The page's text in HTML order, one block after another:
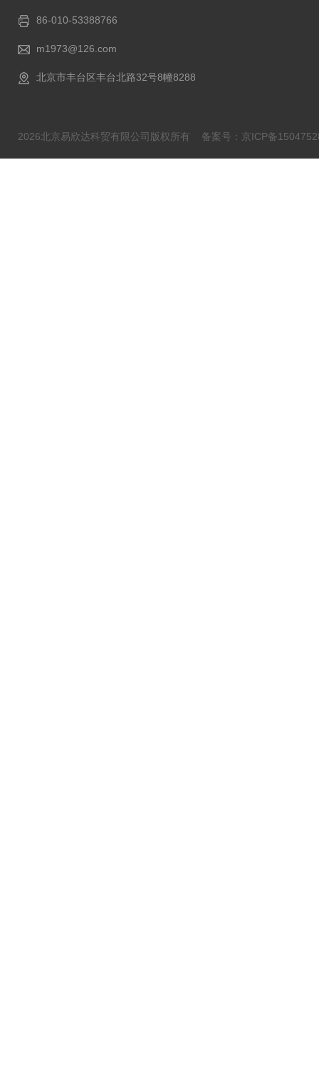
86-010-53388766
m1973@126.com
北京市丰台区丰台北路32号8幢8288
2026北京易欣达科贸有限公司版权所有 备案号：京ICP备